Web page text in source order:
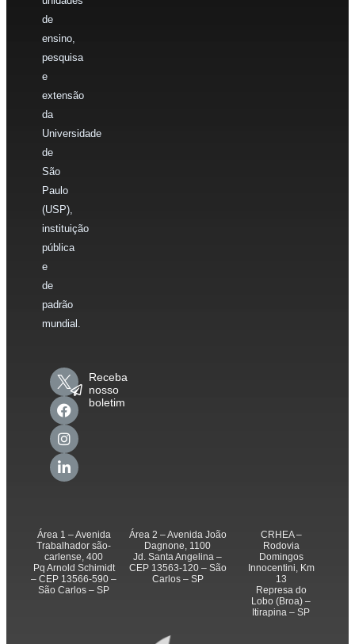
de
ensino,
pesquisa
e
extensão
da
Universidade
de
São
Paulo
(USP),
instituição
pública
e
de
padrão
mundial.
Receba
nosso
boletim
Área 1 – Avenida
Trabalhador são-
carlense, 400
Pq Arnold Schimidt
– CEP 13566-590 –
São Carlos – SP
Área 2 – Avenida João
Dagnone, 1100
Jd. Santa Angelina –
CEP 13563-120 – São
Carlos – SP
CRHEA –
Rodovia
Domingos
Innocentini, Km
13
Represa do
Lobo (Broa) –
Itirapina – SP